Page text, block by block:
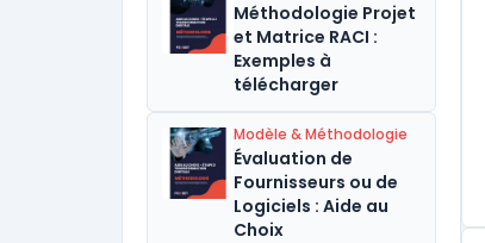
Méthodologie Projet
et Matrice RACI :
Exemples à
télécharger
Modèle & Méthodologie
Évaluation de
Fournisseurs ou de
Logiciels : Aide au
Choix